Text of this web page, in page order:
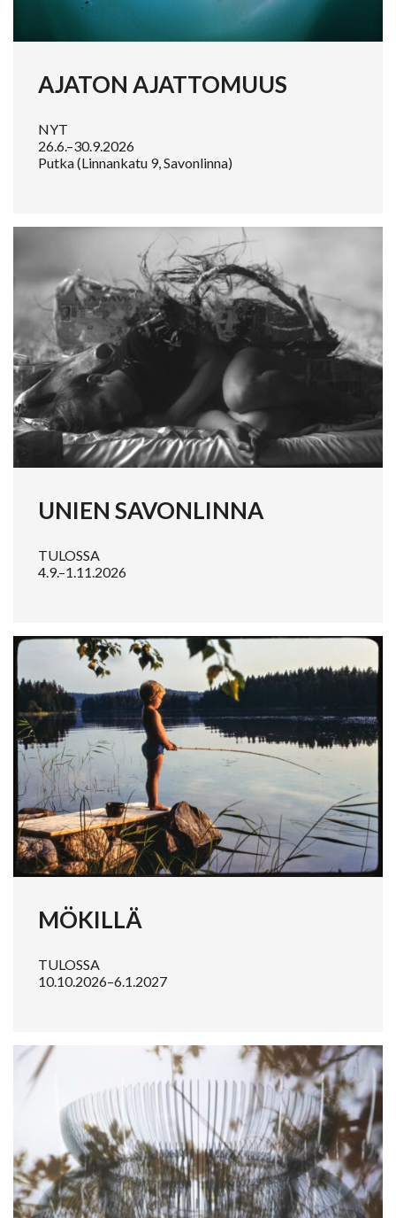
AJATON AJATTOMUUS
NYT
26.6.–30.9.2026
Putka (Linnankatu 9, Savonlinna)
UNIEN SAVONLINNA
TULOSSA
4.9.–1.11.2026
MÖKILLÄ
TULOSSA
10.10.2026–6.1.2027